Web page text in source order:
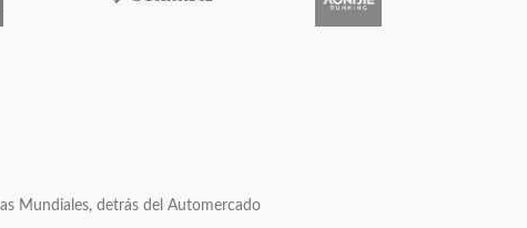
Mundiales, detrás del Automercado